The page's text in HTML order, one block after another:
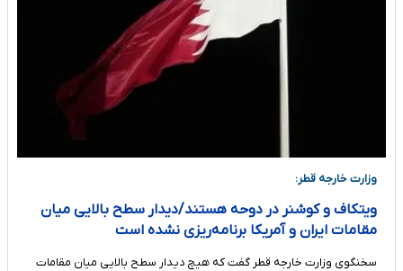
وزارت خارجه قطر:
ویتکاف و کوشنر در دوحه هستند/دیدار سطح بالایی میان
مقامات ایران و آمریکا برنامه‌ریزی نشده است
سخنگوی وزارت خارجه قطر گفت که هیچ دیدار سطح بالایی میان مقامات